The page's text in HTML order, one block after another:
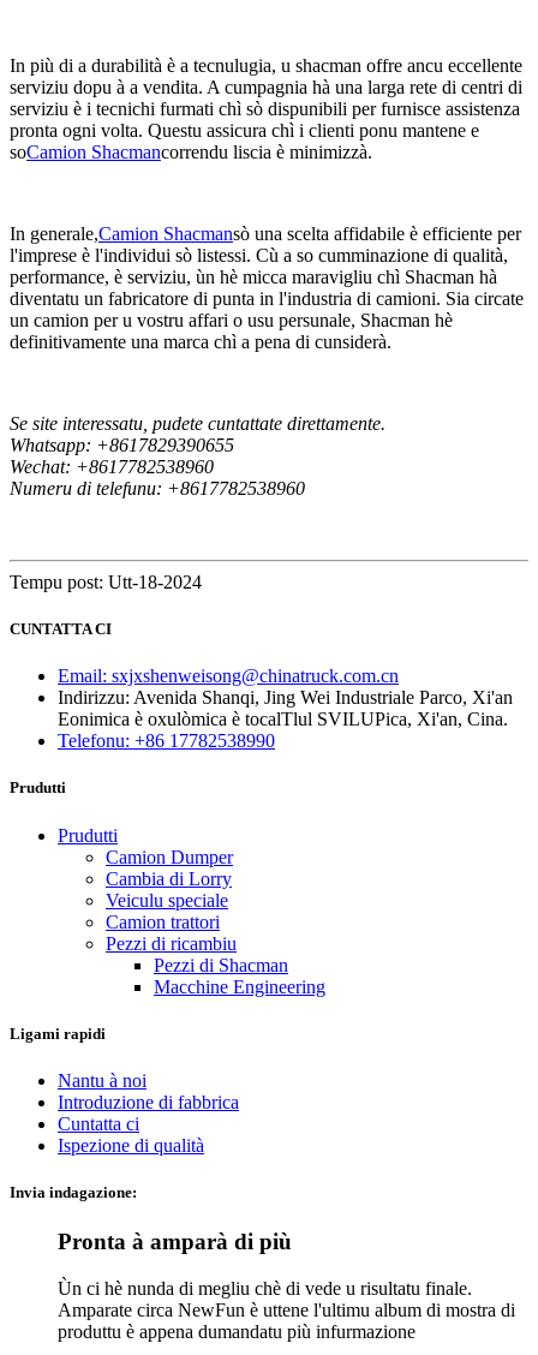
In più di a durabilità è a tecnulugia, u shacman offre ancu eccellente
serviziu dopu à a vendita. A cumpagnia hà una larga rete di centri di
serviziu è i tecnichi furmati chì sò dispunibili per furnisce assistenza
pronta ogni volta. Questu assicura chì i clienti ponu mantene e
soCamion Shacmancorrendu liscia è minimizzà.
In generale,Camion Shacmansò una scelta affidabile è efficiente per
l'imprese è l'individui sò listessi. Cù a so cumminazione di qualità,
performance, è serviziu, ùn hè micca maravigliu chì Shacman hà
diventatu un fabricatore di punta in l'industria di camioni. Sia circate
un camion per u vostru affari o usu persunale, Shacman hè
definitivamente una marca chì a pena di cunsiderà.
Se site interessatu, pudete cuntattate direttamente.
Whatsapp: +8617829390655
Wechat: +8617782538960
Numeru di telefunu: +8617782538960
Tempu post: Utt-18-2024
CUNTATTA CI
Email: sxjxshenweisong@chinatruck.com.cn
Indirizzu: Avenida Shanqi, Jing Wei Industriale Parco, Xi'an
Eonimica è oxulòmica è tocalTlul SVILUPica, Xi'an, Cina.
Telefonu: +86 17782538990
Prudutti
Prudutti
Camion Dumper
Cambia di Lorry
Veiculu speciale
Camion trattori
Pezzi di ricambiu
Pezzi di Shacman
Macchine Engineering
Ligami rapidi
Nantu à noi
Introduzione di fabbrica
Cuntatta ci
Ispezione di qualità
Invia indagazione:
Pronta à amparà di più
Ùn ci hè nunda di megliu chè di vede u risultatu finale.
Amparate circa NewFun è uttene l'ultimu album di mostra di
produttu è appena dumandatu più infurmazione